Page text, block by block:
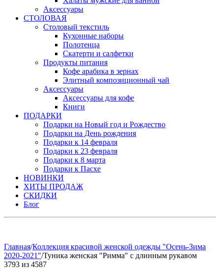
Аксессуары
СТОЛОВАЯ
Столовый текстиль
Кухонные наборы
Полотенца
Скатерти и салфетки
Продукты питания
Кофе арабика в зернах
Элитный композиционный чай
Аксессуары
Аксессуары для кофе
Книги
ПОДАРКИ
Подарки на Новый год и Рождество
Подарки на День рождения
Подарки к 14 февраля
Подарки к 23 февраля
Подарки к 8 марта
Подарки к Пасхе
НОВИНКИ
ХИТЫ ПРОДАЖ
СКИДКИ
Блог
Главная/Коллекция красивой женской одежды "Осень-Зима
2020-2021"/Туника женская "Римма" с длинным рукавом
3793 из 4587